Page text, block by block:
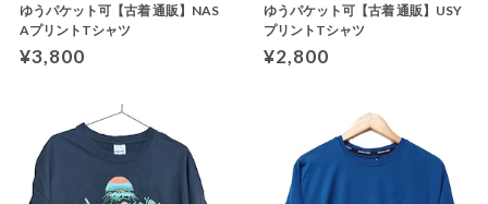
ゆうパケット可【古着 通販】NAS
AプリントTシャツ
¥3,800
ゆうパケット可【古着 通販】USY
プリントTシャツ
¥2,800